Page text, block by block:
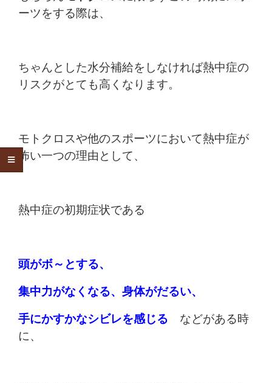
ーツをする際は、
ちゃんとした水分補給をしなければ熱中症の
リスクがとても高くなります。
モトクロスや他のスポーツにおいて熱中症が
怖い一つの理由として、
熱中症の初期症状である
頭がボ～とする、
集中力がなくなる、身体がだるい、
手にかすかなシビレを感じる などがある時
に、